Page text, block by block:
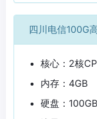
四川电信100G
核心：2核
内存：4GB
硬盘：100GB